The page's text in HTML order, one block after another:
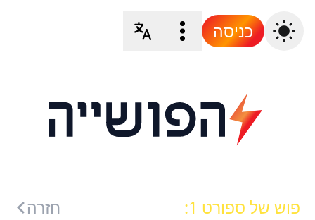
כניסה
פוש של ספורט 1: חזרה